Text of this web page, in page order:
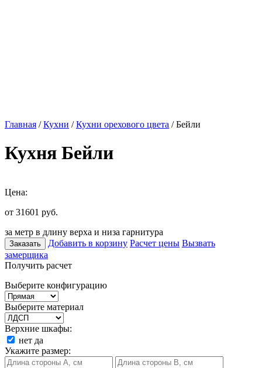
Главная /Кухни /Кухни орехового цвета / Бейли
Кухня Бейли
Цена:
от 31601 руб.
за метр в длину верха и низа гарнитура
Заказать Добавить в корзину Расчет цены Вызвать
замерщика
Получить расчет
Выберите конфигурацию
Выберите материал
Верхние шкафы:
нет да
Укажите размер: